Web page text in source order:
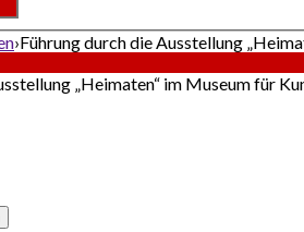
›Führung durch die Ausstellung